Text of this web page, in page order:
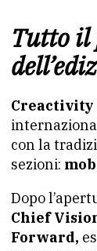
Tutto il
Creactivity
con la
sezioni:
Dopo
Chief
Forward,